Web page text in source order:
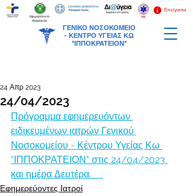
ΓΕΝΙΚΟ ΝΟΣΟΚΟΜΕΙΟ
- ΚΕΝΤΡΟ ΥΓΕΙΑΣ ΚΩ
"ΙΠΠΟΚΡΑΤΕΙΟΝ"
Επείγοντα
Εφημερεύοντα
Φαρμακεία
24/04/2023
24 Απρ 2023
Πρόγραμμα εφημερευόντων
ειδικευμένων ιατρών Γενικού
Νοσοκομείου - Κέντρου Υγείας Κω
"ΙΠΠΟΚΡΑΤΕΙΟΝ" στις 24/04/2023
και ημέρα Δευτέρα.
Εφημερεύοντες Ιατροί